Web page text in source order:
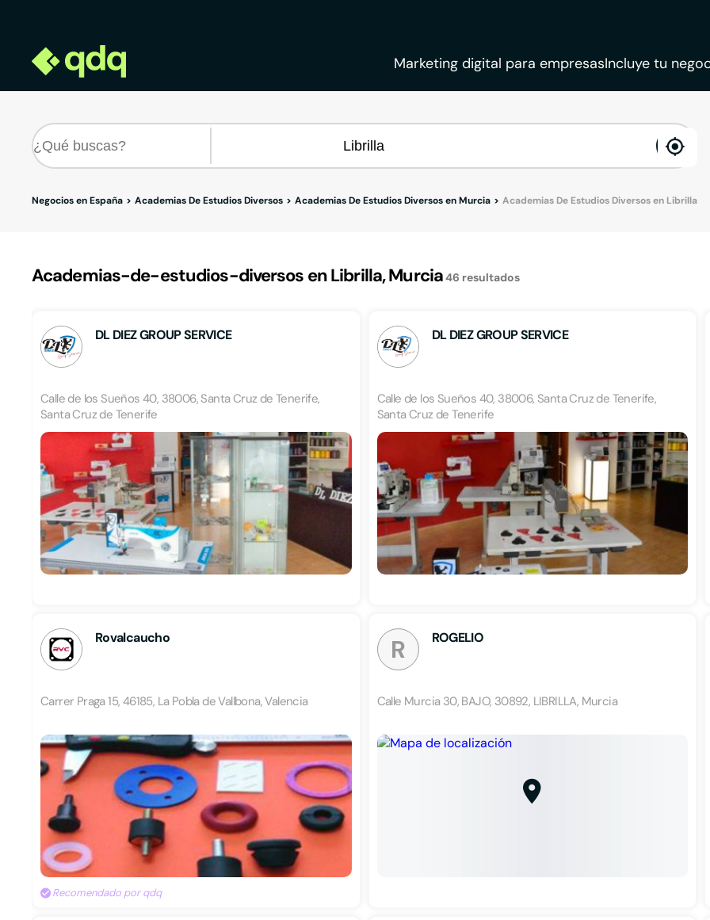
Marketing digital para empresasIncluye tu
Negocios en España Academias De Estudios Diversos Academias De Estudios Diversos en Murcia Academias De Estudios Diversos en Librilla
Academias-de-estudios-diversos en Librilla, Murcia46 resultados
DL DIEZ GROUP SERVICE
Calle de los Sueños 40, 38006, Santa Cruz de Tenerife,
Santa Cruz de Tenerife
DL DIEZ GROUP SERVICE
Calle de los Sueños 40, 38006, Santa Cruz de Tenerife,
Santa Cruz de Tenerife
Rovalcaucho
Carrer Praga 15, 46185, La Pobla de Vallbona, Valencia
Recomendado por qdq
R ROGELIO
Calle Murcia 30, BAJO, 30892, LIBRILLA, Murcia